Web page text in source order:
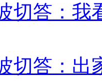
切答：我
切答：出